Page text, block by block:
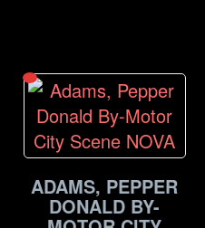
ADAMS, PEPPER
DONALD BY-